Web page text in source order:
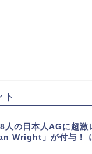
人の日本人AGに超激
Wright」が付与！